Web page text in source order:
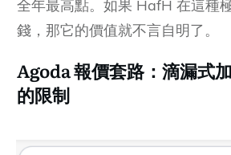
全年最高點。如果 HafH 在這種
錢，那它的價值就不言自明了。
Agoda 報價套路：滴漏式
的限制